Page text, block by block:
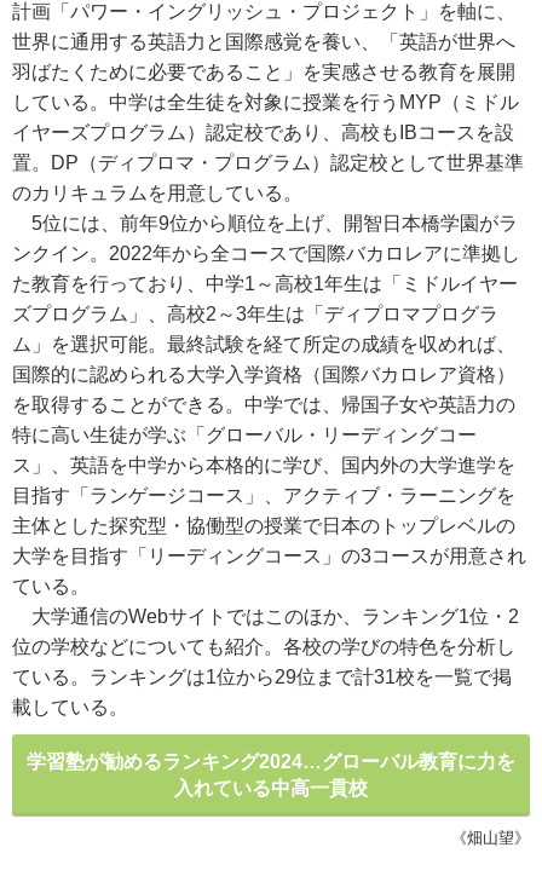
計画「パワー・イングリッシュ・プロジェクト」を軸に、
世界に通用する英語力と国際感覚を養い、「英語が世界へ
羽ばたくために必要であること」を実感させる教育を展開
している。中学は全生徒を対象に授業を行うMYP（ミドル
イヤーズプログラム）認定校であり、高校もIBコースを設
置。DP（ディプロマ・プログラム）認定校として世界基準
のカリキュラムを用意している。
5位には、前年9位から順位を上げ、開智日本橋学園がラ
ンクイン。2022年から全コースで国際バカロレアに準拠し
た教育を行っており、中学1～高校1年生は「ミドルイヤー
ズプログラム」、高校2～3年生は「ディプロマプログラ
ム」を選択可能。最終試験を経て所定の成績を収めれば、
国際的に認められる大学入学資格（国際バカロレア資格）
を取得することができる。中学では、帰国子女や英語力の
特に高い生徒が学ぶ「グローバル・リーディングコー
ス」、英語を中学から本格的に学び、国内外の大学進学を
目指す「ランゲージコース」、アクティブ・ラーニングを
主体とした探究型・協働型の授業で日本のトップレベルの
大学を目指す「リーディングコース」の3コースが用意され
ている。
大学通信のWebサイトではこのほか、ランキング1位・2
位の学校などについても紹介。各校の学びの特色を分析し
ている。ランキングは1位から29位まで計31校を一覧で掲
載している。
学習塾が勧めるランキング2024…グローバル教育に力を
入れている中高一貫校
《畑山望》